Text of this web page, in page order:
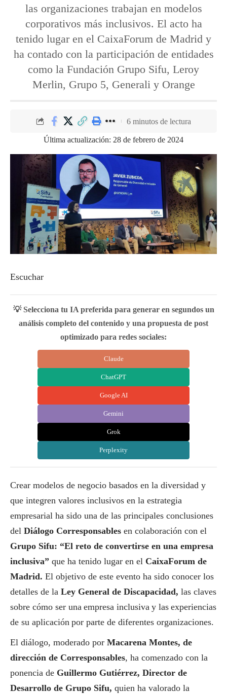
las organizaciones trabajan en modelos
corporativos más inclusivos. El acto ha
tenido lugar en el CaixaForum de Madrid y
ha contado con la participación de entidades
como la Fundación Grupo Sifu, Leroy
Merlin, Grupo 5, Generali y Orange
Última actualización: 28 de febrero de 2024
6 minutos de lectura
Escuchar
💡 Selecciona tu IA preferida para generar en segundos un
análisis completo del contenido y una propuesta de post
optimizado para redes sociales:
Claude
ChatGPT
Google AI
Gemini
Grok
Perplexity
Crear modelos de negocio basados en la diversidad y
que integren valores inclusivos en la estrategia
empresarial ha sido una de las principales conclusiones
del Diálogo Corresponsables en colaboración con el
Grupo Sifu: “El reto de convertirse en una empresa
inclusiva” que ha tenido lugar en el CaixaForum de
Madrid. El objetivo de este evento ha sido conocer los
detalles de la Ley General de Discapacidad, las claves
sobre cómo ser una empresa inclusiva y las experiencias
de su aplicación por parte de diferentes organizaciones.
El diálogo, moderado por Macarena Montes, de
dirección de Corresponsables, ha comenzado con la
ponencia de Guillermo Gutiérrez, Director de
Desarrollo de Grupo Sifu, quien ha valorado la